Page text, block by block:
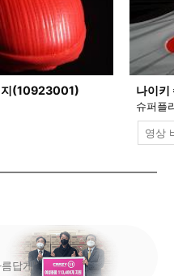
지(10923001) 나이
슈퍼플
영상
답게"